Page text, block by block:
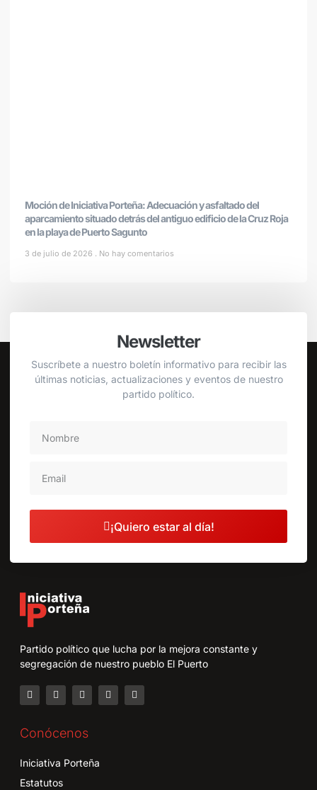
Moción de Iniciativa Porteña: Adecuación y asfaltado del
aparcamiento situado detrás del antiguo edificio de la Cruz Roja
en la playa de Puerto Sagunto
3 de julio de 2026 No hay comentarios
Newsletter
Suscríbete a nuestro boletín informativo para recibir las
últimas noticias, actualizaciones y eventos de nuestro
partido político.
¡Quiero estar al día!
Partido político que lucha por la mejora constante y
segregación de nuestro pueblo El Puerto
Conócenos
Iniciativa Porteña
Estatutos